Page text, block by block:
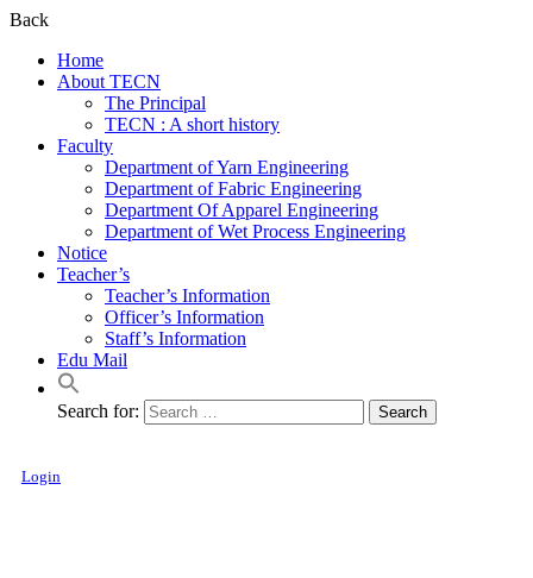
Back
Home
About TECN
The Principal
TECN : A short history
Faculty
Department of Yarn Engineering
Department of Fabric Engineering
Department Of Apparel Engineering
Department of Wet Process Engineering
Notice
Teacher’s
Teacher’s Information
Officer’s Information
Staff’s Information
Edu Mail
Search for:
Login